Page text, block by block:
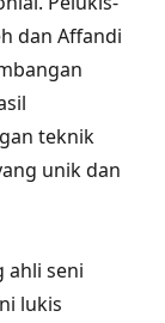
dan Affandi
teknik
unik dan
ahli seni
lukis